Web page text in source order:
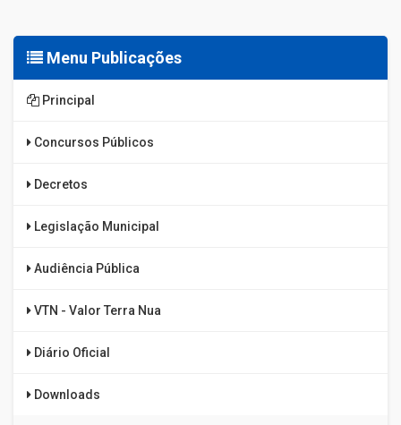
Menu Publicações
Principal
Concursos Públicos
Decretos
Legislação Municipal
Audiência Pública
VTN - Valor Terra Nua
Diário Oficial
Downloads